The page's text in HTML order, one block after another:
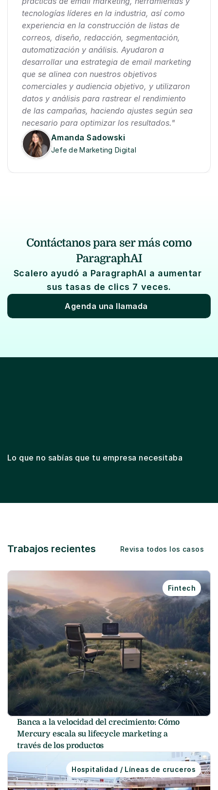
tecnologías líderes en la industria, así como
experiencia en la construcción de listas de
correos, diseño, redacción, segmentación,
automatización y análisis. Ayudaron a
desarrollar una estrategia de email marketing
que se alinea con nuestros objetivos
comerciales y audiencia objetivo, y utilizaron
datos y análisis para rastrear el rendimiento
de las campañas, haciendo ajustes según sea
necesario para optimizar los resultados."
Amanda Sadowski
Jefe de Marketing Digital
Contáctanos para ser más como
ParagraphAI
Scalero ayudó a ParagraphAI a aumentar
sus tasas de clics 7 veces.
Agenda una llamada
Lo que no sabías que tu empresa necesitaba
Trabajos recientes Revisa todos los casos
Fintech
Banca a la velocidad del crecimiento: Cómo
Mercury escala su lifecycle marketing a
través de los productos
Hospitalidad / Líneas de cruceros